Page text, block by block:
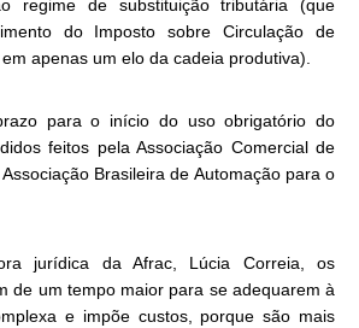
regime de substituição tributária (que
do Imposto sobre Circulação de
apenas um elo da cadeia produtiva).
para o início do uso obrigatório do
feitos pela Associação Comercial de
Brasileira de Automação para o
jurídica da Afrac, Lúcia Correia, os
de um tempo maior para se adequarem à
e impõe custos, porque são mais